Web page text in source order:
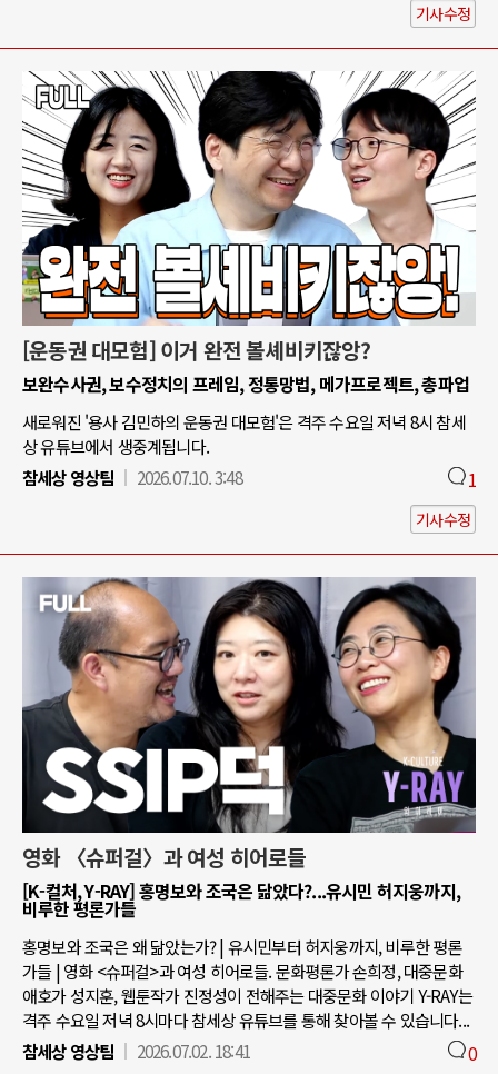
기사수정
[운동권 대모험] 이거 완전 볼셰비키잖앙?
보완수사권, 보수정치의 프레임, 정통망법, 메가프로젝트, 총파업
새로워진 '용사 김민하의 운동권 대모험'은 격주 수요일 저녁 8시 참세
상 유튜브에서 생중계됩니다.
참세상 영상팀
2026.07.10. 3:48 1
기사수정
영화 〈슈퍼걸〉과 여성 히어로들
[K-컬처, Y-RAY] 홍명보와 조국은 닮았다?...유시민 허지웅까지,
비루한 평론가들
홍명보와 조국은 왜 닮았는가? | 유시민부터 허지웅까지, 비루한 평론
가들 | 영화 <슈퍼걸>과 여성 히어로들. 문화평론가 손희정, 대중문화
애호가 성지훈, 웹툰작가 진정성이 전해주는 대중문화 이야기 Y-RAY는
격주 수요일 저녁 8시마다 참세상 유튜브를 통해 찾아볼 수 있습니다...
참세상 영상팀
2026.07.02. 18:41 0